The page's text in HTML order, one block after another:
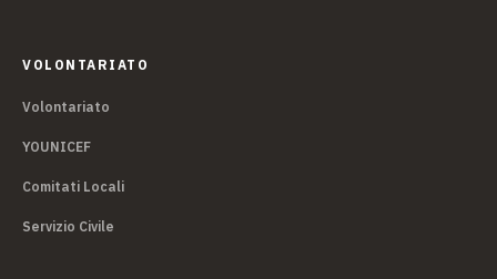
VOLONTARIATO
Volontariato
YOUNICEF
Comitati Locali
Servizio Civile